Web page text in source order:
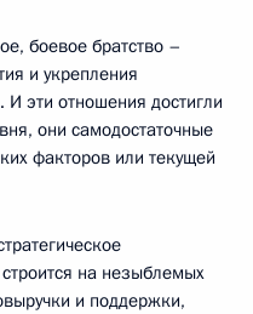
боевое братство –
и укрепления
И эти отношения достигли
они самодостаточные
факторов или текущей
на незыблемых
и поддержки,